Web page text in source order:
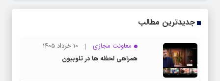
جدیدترین مطالب
معاونت مجازی
۱۰ خرداد ۱۴۰۵
همراهی لحظه ها در تلوبیون